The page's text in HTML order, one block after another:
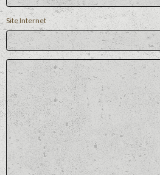
Site Internet